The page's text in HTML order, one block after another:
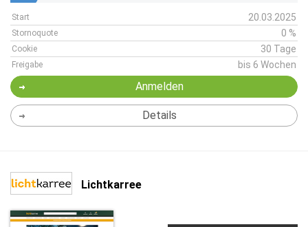
Start 20.03.2025
Stornoquote 0 %
Cookie 30 Tage
Freigabe bis 6 Wochen
Anmelden
Details
Lichtkarree